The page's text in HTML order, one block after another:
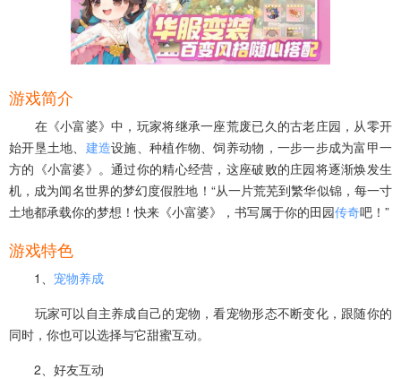
游戏简介
在《小富婆》中，玩家将继承一座荒废已久的古老庄园，从零开
始开垦土地、 建造设施、种植作物、饲养动物，一步一步成为富甲一
方的《小富婆》。通过你的精心经营，这座破败的庄园将逐渐焕发生
机，成为闻名世界的梦幻度假胜地！“从一片荒芜到繁华似锦，每一寸
土地都承载你的梦想！快来《小富婆》，书写属于你的田园传奇吧！”
游戏特色
1、 宠物养成
玩家可以自主养成自己的宠物，看宠物形态不断变化，跟随你的
同时，你也可以选择与它甜蜜互动。
2、好友互动